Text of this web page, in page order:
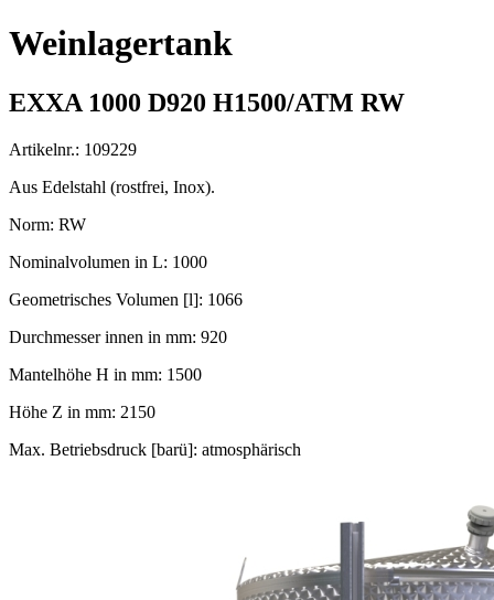
Weinlagertank
EXXA 1000 D920 H1500/ATM RW
Artikelnr.: 109229
Aus Edelstahl (rostfrei, Inox).
Norm: RW
Nominalvolumen in L: 1000
Geometrisches Volumen [l]: 1066
Durchmesser innen in mm: 920
Mantelhöhe H in mm: 1500
Höhe Z in mm: 2150
Max. Betriebsdruck [barü]: atmosphärisch